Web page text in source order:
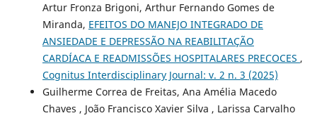
Artur Fronza Brigoni, Arthur Fernando Gomes de
Miranda, EFEITOS DO MANEJO INTEGRADO DE
ANSIEDADE E DEPRESSÃO NA REABILITAÇÃO
CARDÍACA E READMISSÕES HOSPITALARES PRECOCES ,
Cognitus Interdisciplinary Journal: v. 2 n. 3 (2025)
Guilherme Correa de Freitas, Ana Amélia Macedo
Chaves , João Francisco Xavier Silva , Larissa Carvalho